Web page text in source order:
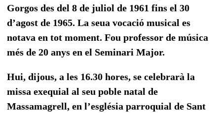
Gorgos des del 8 de juliol de 1961 fins el 30
d’agost de 1965. La seua vocació musical es
notava en tot moment. Fou professor de música
més de 20 anys en el Seminari Major.
Hui, dijous, a les 16.30 hores, se celebrarà la
missa exequial al seu poble natal de
Massamagrell, en l’església parroquial de Sant